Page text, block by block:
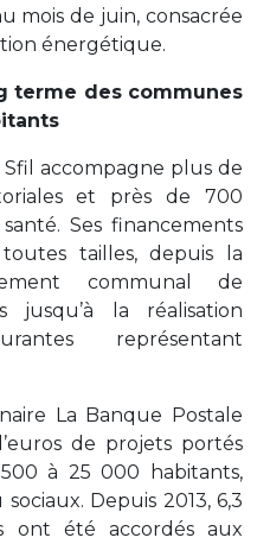
mois de juin, consacrée
énergétique.
terme des communes
Sfil accompagne plus de
et près de 700
Ses financements
tailles, depuis la
communal de
jusqu’à la réalisation
représentant
La Banque Postale
de projets portés
à 25 000 habitants,
Depuis 2013, 6,3
ont été accordés aux